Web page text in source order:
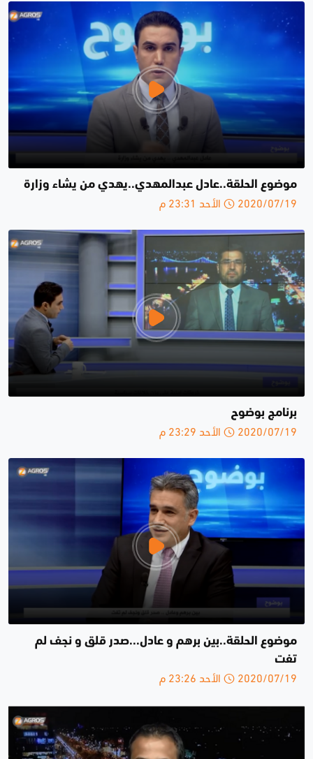
موضوع الحلقة..عادل عبدالمهدي..يهدي من يشاء وزارة
2020/07/19 الأحد 23:31 م
برنامج بوضوح
2020/07/19 الأحد 23:29 م
موضوع الحلقة..بين برهم و عادل...صدر قلق و نجف لم
تفت
2020/07/19 الأحد 23:26 م